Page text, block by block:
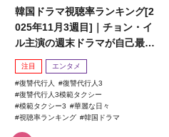
韓国ドラマ視聴率ランキング[2
025年11月3週目]｜チョン・イ
ル主演の週末ドラマが自己最高
記録を更新！
注目 エンタメ
復讐代行人
復讐代行人3
復讐代行人3模範タクシー
模範タクシー3
華麗な日々
視聴率ランキング
韓国ドラマ